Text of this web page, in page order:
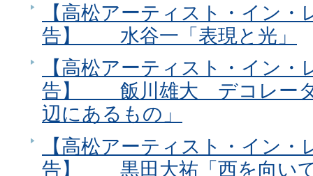
【高松アーティスト・イン
告】 水谷一「表現と光」
【高松アーティスト・イン
告】 飯川雄大 デコレータ
辺にあるもの」
【高松アーティスト・イン
告】 黒田大祐「西を向い